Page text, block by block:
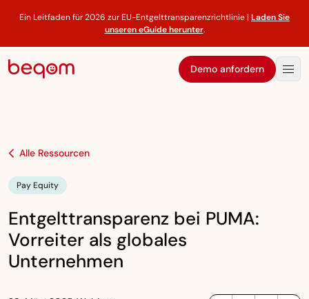
Ein Leitfaden für 2026 zur EU-Entgelttransparenzrichtlinie | Laden Sie
unseren eGuide herunter.
Demo anfordern
Alle Ressourcen
Pay Equity
Entgelttransparenz bei PUMA:
Vorreiter als globales
Unternehmen